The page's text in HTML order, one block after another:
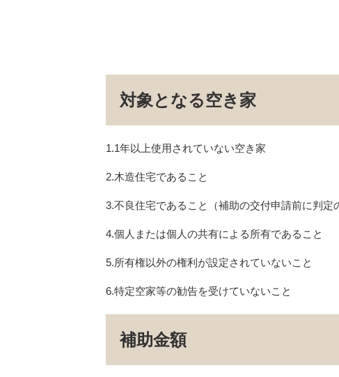
対象となる空き家
1.1年以上使用されていない空き家
2.木造住宅であること
3.不良住宅であること（補助の交付申請前に判定
4.個人または個人の共有による所有であること
5.所有権以外の権利が設定されていないこと
6.特定空家等の勧告を受けていないこと
補助金額